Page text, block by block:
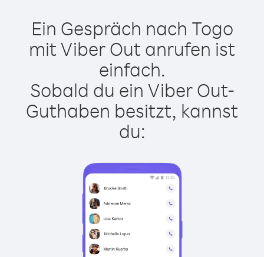
Ein Gespräch nach Togo
mit Viber Out anrufen ist
einfach.
Sobald du ein Viber Out-
Guthaben besitzt, kannst
du: